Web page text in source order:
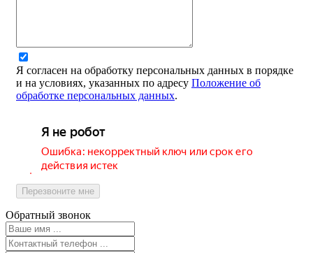
Я согласен на обработку персональных данных в порядке
и на условиях, указанных по адресу Положение об
обработке персональных данных.
Перезвоните мне
Обратный звонок